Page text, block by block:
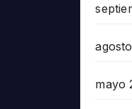
mayo